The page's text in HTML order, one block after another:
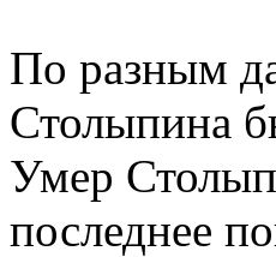
По разным
Столыпина
Умер
последнее